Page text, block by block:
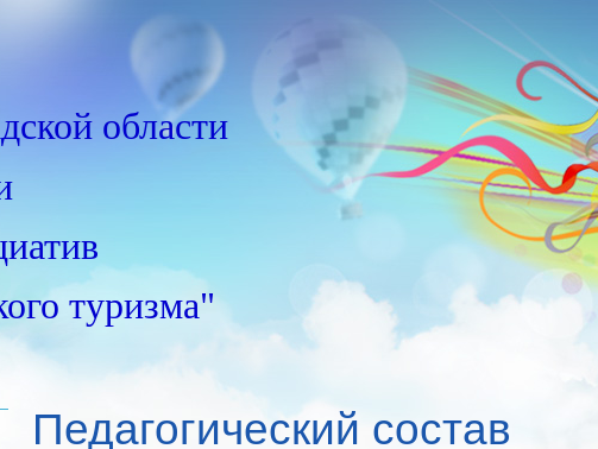
области
туризма"
Педагогический состав